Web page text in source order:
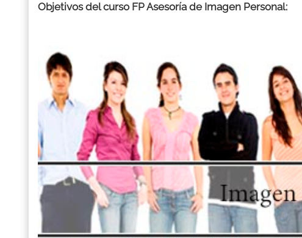
Objetivos del curso FP Asesoría de Imagen Personal: